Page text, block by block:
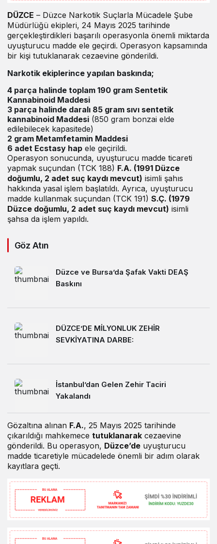
DÜZCE – Düzce Narkotik Suçlarla Mücadele Şube
Müdürlüğü ekipleri, 24 Mayıs 2025 tarihinde
gerçekleştirdikleri başarılı operasyonla önemli miktarda
uyuşturucu madde ele geçirdi. Operasyon kapsamında
bir kişi tutuklanarak cezaevine gönderildi.
Narkotik ekiplerince yapılan baskında;
4 parça halinde toplam 190 gram Sentetik
Kannabinoid Maddesi
3 parça halinde daralı 85 gram sıvı sentetik
kannabinoid Maddesi (850 gram bonzai elde
edilebilecek kapasitede)
2 gram Metamfetamin Maddesi
6 adet Ecstasy hap ele geçirildi.
Operasyon sonucunda, uyuşturucu madde ticareti
yapmak suçundan (TCK 188) F.A. (1991 Düzce
doğumlu, 2 adet suç kaydı mevcut) isimli şahıs
hakkında yasal işlem başlatıldı. Ayrıca, uyuşturucu
madde kullanmak suçundan (TCK 191) S.Ç. (1979
Düzce doğumlu, 2 adet suç kaydı mevcut) isimli
şahsa da işlem yapıldı.
Göz Atın
Düzce ve Bursa’da Şafak Vakti DEAŞ
Baskını
DÜZCE’DE MİLYONLUK ZEHİR
SEVKİYATINA DARBE:
İstanbul’dan Gelen Zehir Taciri
Yakalandı
Gözaltına alınan F.A., 25 Mayıs 2025 tarihinde
çıkarıldığı mahkemece tutuklanarak cezaevine
gönderildi. Bu operasyon, Düzce’de uyuşturucu
madde ticaretiyle mücadelede önemli bir adım olarak
kayıtlara geçti.